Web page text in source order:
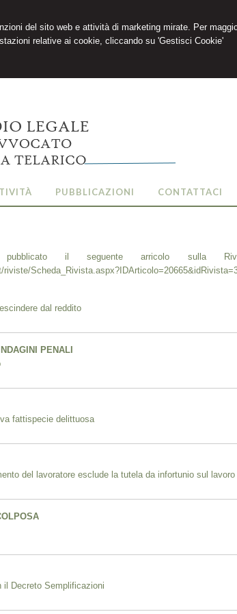
del sito web e attività di marketing mirate. Per
relative ai cookie, cliccando su 'Gestisci Cookie'
PUBBLICAZIONI CONTATTACI
il seguente arricolo sulla
riviste/
dal reddito
PENALI
fattispecie delittuosa
del lavoratore esclude la tutela da infortunio sul lavoro
il Decreto Semplificazioni